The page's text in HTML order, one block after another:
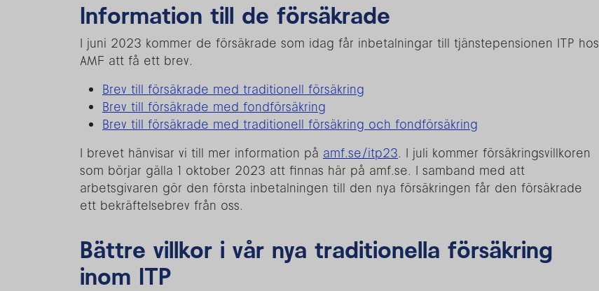
Information till de försäkrade
I juni 2023 kommer de försäkrade som idag får inbetalningar till tjänstepensionen ITP hos
AMF att få ett brev.
Brev till försäkrade med traditionell försäkring
Brev till försäkrade med fondförsäkring
Brev till försäkrade med traditionell försäkring och fondförsäkring
I brevet hänvisar vi till mer information på amf.se/itp23. I juli kommer försäkringsvillkoren
som börjar gälla 1 oktober 2023 att finnas här på amf.se. I samband med att
arbetsgivaren gör den första inbetalningen till den nya försäkringen får den försäkrade
ett bekräftelsebrev från oss.
Bättre villkor i vår nya traditionella försäkring
inom ITP